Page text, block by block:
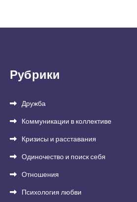
Рубрики
Дружба
Коммуникации в коллективе
Кризисы и расставания
Одиночество и поиск себя
Отношения
Психология любви